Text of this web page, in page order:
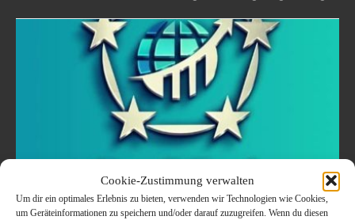
Cookie-Zustimmung verwalten
Um dir ein optimales Erlebnis zu bieten, verwenden wir Technologien wie Cookies,
um Geräteinformationen zu speichern und/oder darauf zuzugreifen. Wenn du diesen